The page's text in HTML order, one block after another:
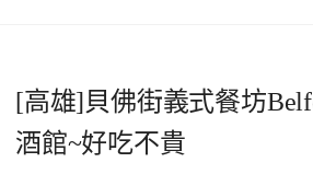
[高雄]貝佛街義式餐坊
酒館~好吃不貴